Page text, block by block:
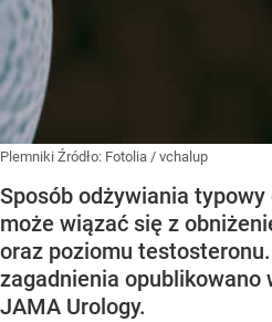
Plemniki Źródło: Fotolia / vchalup
Sposób odżywiania
może wiązać się z
oraz poziomu
zagadnienia opublikowano
JAMA Urology.